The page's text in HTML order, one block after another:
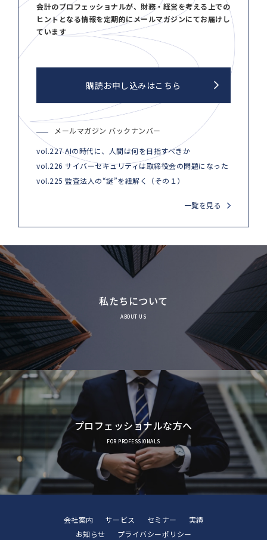
会計のプロフェッショナルが、財務・経営を考える上での
ヒントとなる情報を定期的にメールマガジンにてお届けし
ています
購読お申し込みはこちら
メールマガジン バックナンバー
vol.227 AIの時代に、人間は何を目指すべきか
vol.226 サイバーセキュリティは取締役会の問題になった
vol.225 監査法人の“謎”を紐解く（その１）
一覧を見る
私たちについて
ABOUT US
プロフェッショナルな方へ
FOR PROFESSIONALS
会社案内 サービス セミナー
実績
お知らせ
プライバシーポリシー